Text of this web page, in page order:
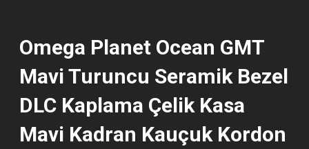
Omega Planet Ocean GMT
Mavi Turuncu Seramik Bezel
DLC Kaplama Çelik Kasa
Mavi Kadran Kauçuk Kordon